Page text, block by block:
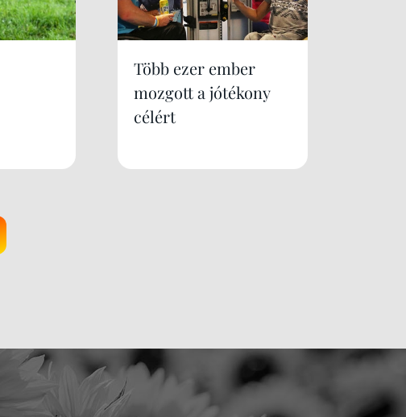
Több ezer ember
mozgott a jótékony
célért